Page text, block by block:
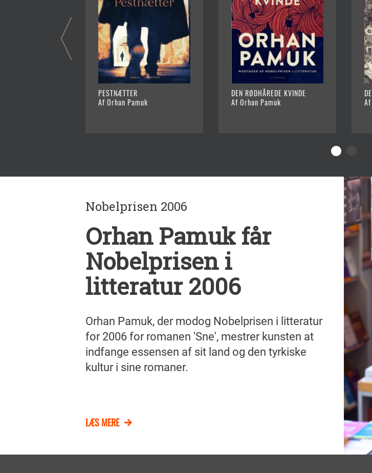
PESTNÆTTER
Af Orhan Pamuk
DEN RØDHÅREDE KVINDE
Af Orhan Pamuk
Nobelprisen 2006
Orhan Pamuk får
Nobelprisen i
litteratur 2006
Orhan Pamuk, der modog Nobelprisen i litteratur
for 2006 for romanen 'Sne', mestrer kunsten at
indfange essensen af sit land og den tyrkiske
kultur i sine romaner.
LÆS MERE